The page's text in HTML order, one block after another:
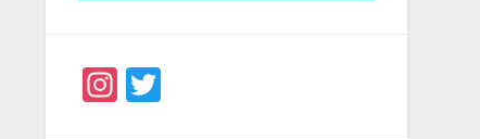
Instagram